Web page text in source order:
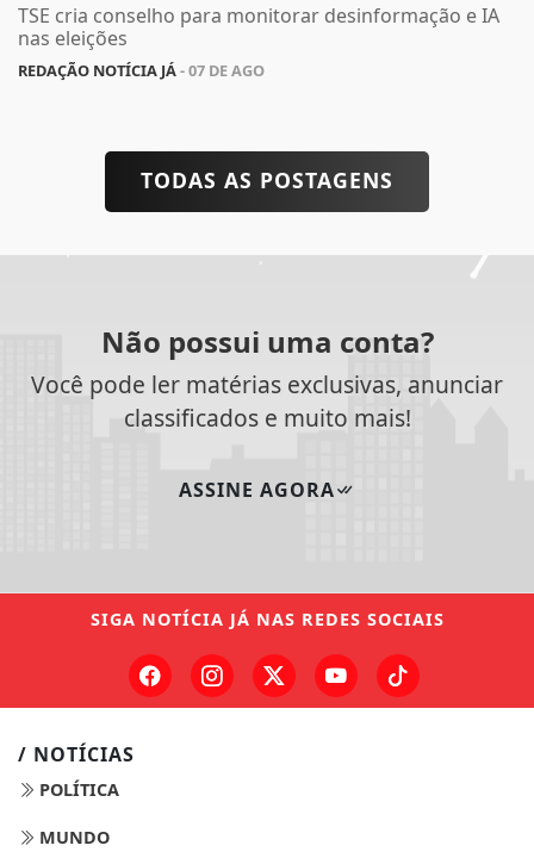
TSE cria conselho para monitorar desinformação e IA
nas eleições
REDAÇÃO NOTÍCIA JÁ- 07 DE AGO
TODAS AS POSTAGENS
Não possui uma conta?
Você pode ler matérias exclusivas, anunciar
classificados e muito mais!
ASSINE AGORA
SIGA NOTÍCIA JÁ NAS REDES SOCIAIS
/ NOTÍCIAS
POLÍTICA
MUNDO